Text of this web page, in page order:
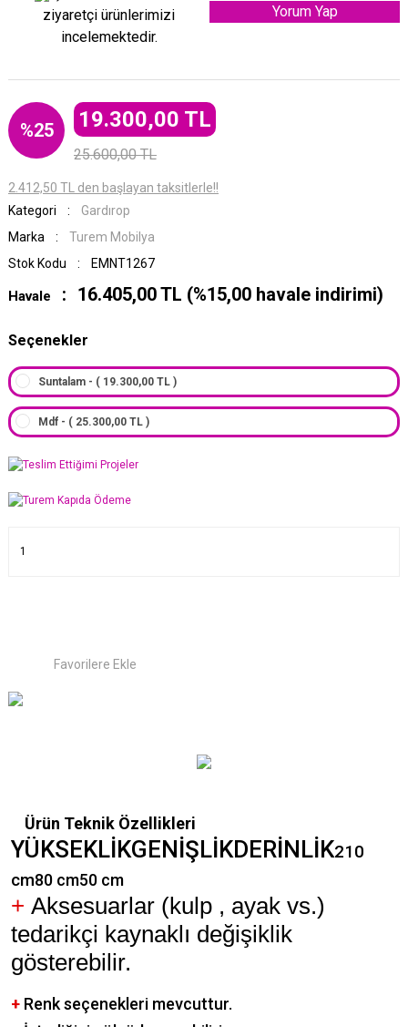
ziyaretçi ürünlerimizi
incelemektedir.
Yorum Yap
%25 19.300,00 TL
25.600,00 TL
2.412,50 TL den başlayan taksitlerle!!
Kategori
Gardırop
Marka
Turem Mobilya
Stok Kodu
EMNT1267
Havale 16.405,00 TL (%15,00 havale indirimi)
Seçenekler
Suntalam - ( 19.300,00 TL )
Mdf - ( 25.300,00 TL )
Ürün Teknik Özellikleri
YÜKSEKLİKGENİŞLİKDERİNLİK210
cm80 cm50 cm
+ Aksesuarlar (kulp , ayak vs.)
tedarikçi kaynaklı değişiklik
gösterebilir.
+ Renk seçenekleri mevcuttur.